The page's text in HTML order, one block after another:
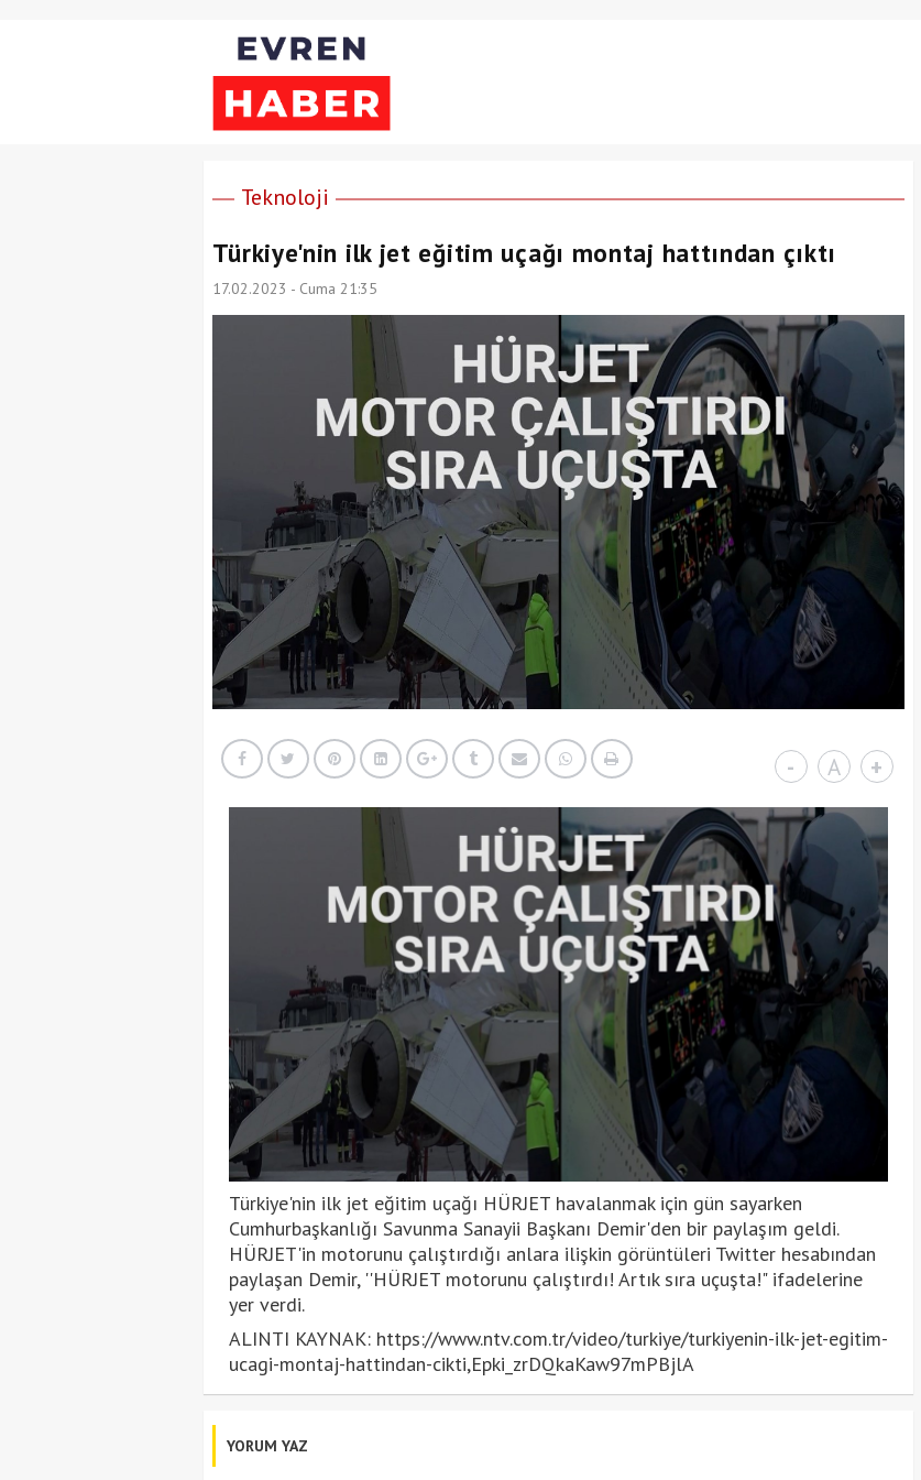
Teknoloji
Türkiye'nin ilk jet eğitim uçağı montaj hattından çıktı
17.02.2023 - Cuma 21:35
- A +
Türkiye'nin ilk jet eğitim uçağı HÜRJET havalanmak için gün sayarken
Cumhurbaşkanlığı Savunma Sanayii Başkanı Demir'den bir paylaşım geldi.
HÜRJET'in motorunu çalıştırdığı anlara ilişkin görüntüleri Twitter hesabından
paylaşan Demir, ''HÜRJET motorunu çalıştırdı! Artık sıra uçuşta!" ifadelerine
yer verdi.
ALINTI KAYNAK: https://www.ntv.com.tr/video/turkiye/turkiyenin-ilk-jet-egitim-
ucagi-montaj-hattindan-cikti,Epki_zrDQkaKaw97mPBjlA
YORUM YAZ